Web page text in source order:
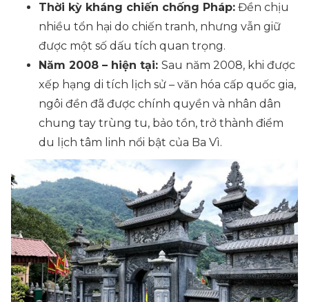
Thời kỳ kháng chiến chống Pháp: Đền chịu
nhiều tổn hại do chiến tranh, nhưng vẫn giữ
được một số dấu tích quan trọng.
Năm 2008 – hiện tại: Sau năm 2008, khi được
xếp hạng di tích lịch sử – văn hóa cấp quốc gia,
ngôi đền đã được chính quyền và nhân dân
chung tay trùng tu, bảo tồn, trở thành điểm
du lịch tâm linh nổi bật của Ba Vì.